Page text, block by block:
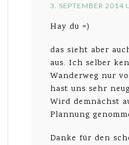
3. SEPTEMBER 2014
Hay du =)
das sieht aber
aus. Ich selber
Wanderweg nur
hast uns sehr
Wird demnächst
Plannung
Danke für den